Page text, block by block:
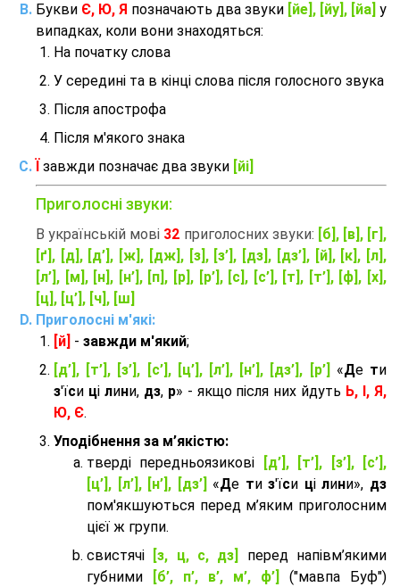
Букви Є, Ю, Я позначають два звуки [йе], [йу], [йа] у
випадках, коли вони знаходяться:
На початку слова
У середині та в кінці слова після голосного звука
Після апострофа
Після м'якого знака
завжди позначає два звуки [йі]
Приголосні звуки:
В українській мові 32 приголосних звуки: [б], [в], [г],
[ґ], [д], [д’], [ж], [дж], [з], [з’], [дз], [дз’], [й], [к], [л],
[л’], [м], [н], [н’], [п], [р], [р’], [с], [с’], [т], [т’], [ф], [х],
[ц], [ц’], [ч], [ш]
Приголосні м'які:
[й] - завжди м'який;
[д’], [т’], [з’], [с’], [ц’], [л’], [н’], [дз’], [р’]
«Де ти
з'їси ці лини, дз, р» - якщо після них йдуть Ь, І, Я,
Ю, Є.
Уподібнення за м’якістю:
тверді передньоязикові
[д’], [т’], [з’], [с’],
[ц’], [л’], [н’], [дз’] «Де тиз'їси цілини», дз
пом'якшуються перед м’яким приголосним
цієї ж групи.
cвистячі
[з, ц, с, дз]
перед напівм’якими
губними
[б’, п’, в’, м’, ф’]
("мавпа Буф")